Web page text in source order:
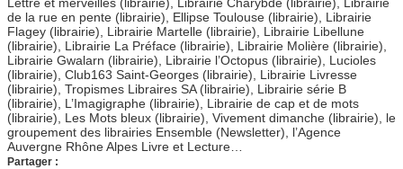
de la rue en pente (librairie), Ellipse Toulouse (librairie), Librairie
Flagey (librairie), Librairie Martelle (librairie), Librairie Libellune
(librairie), Librairie La Préface (librairie), Librairie Molière (librairie),
Librairie Gwalarn (librairie), Librairie l’Octopus (librairie), Lucioles
(librairie), Club163 Saint-Georges (librairie), Librairie Livresse
(librairie), Tropismes Libraires SA (librairie), Librairie série B
(librairie), L’Imagigraphe (librairie), Librairie de cap et de mots
(librairie), Les Mots bleux (librairie), Vivement dimanche (librairie), le
groupement des librairies Ensemble (Newsletter), l’Agence
Auvergne Rhône Alpes Livre et Lecture…
Partager :